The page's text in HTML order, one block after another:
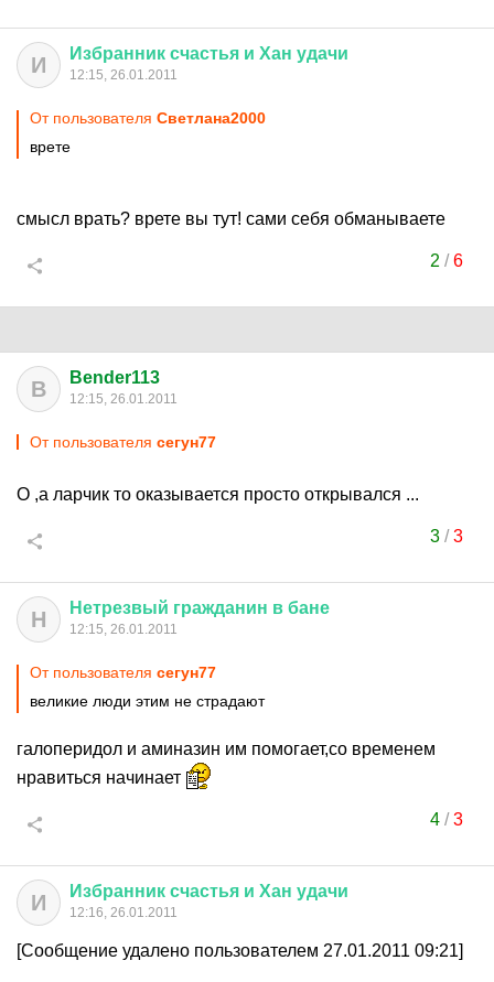
И Избранник счастья и Хан удачи
12:15, 26.01.2011
От пользователя Светлaна2000
врете
смысл врать? врете вы тут! сами себя обманываете
2/ 6
B Bender113
12:15, 26.01.2011
От пользователя сегун77
О ,а ларчик то оказывается просто открывался ...
3/ 3
Н Нетрезвый гражданин в бане
12:15, 26.01.2011
От пользователя сегун77
великие люди этим не страдают
галоперидол и аминазин им помогает,со временем
нравиться начинает
4/ 3
И Избранник счастья и Хан удачи
12:16, 26.01.2011
[Сообщение удалено пользователем 27.01.2011 09:21]